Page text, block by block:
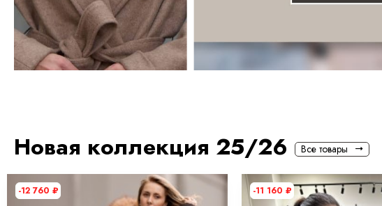
Новая коллекция 25/26 Все товары
-12 760 ₽ -11 160 ₽